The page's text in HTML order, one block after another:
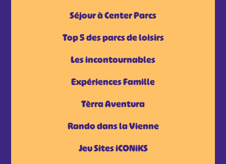
Séjour à Center Parcs
Top 5 des parcs de loisirs
Les incontournables
Expériences Famille
Tèrra Aventura
Rando dans la Vienne
Jeu Sites iCONiKS